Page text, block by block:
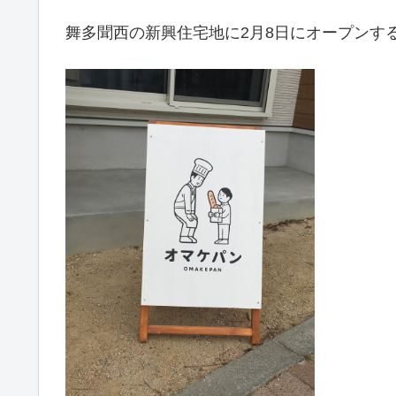
舞多聞西の新興住宅地に2月8日にオープンす